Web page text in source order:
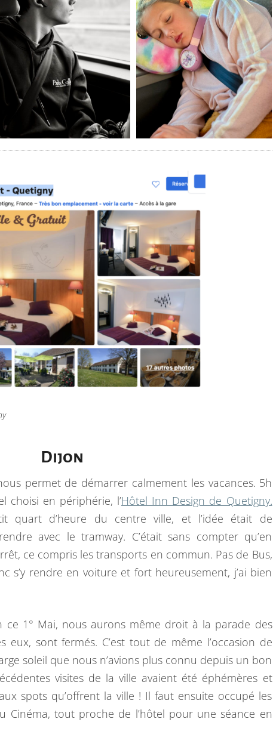
E
Dijon
permet de démarrer calmement les vacances. 5h
choisi en périphérie, l’Hôtel Inn Design de Quetigny.
quart d’heure du centre ville, et l’idée était de
avec le tramway. C’était sans compter qu’en
ce compris les transports en commun. Pas de Bus,
s’y rendre en voiture et fort heureusement, j’ai bien
ce 1° Mai, nous aurons même droit à la parade des
eux, sont fermés. C’est tout de même l’occasion de
soleil que nous n’avions plus connu depuis un bon
visites de la ville avaient été éphémères et
spots qu’offrent la ville ! Il faut ensuite occupé les
Cinéma, tout proche de l’hôtel pour une séance en